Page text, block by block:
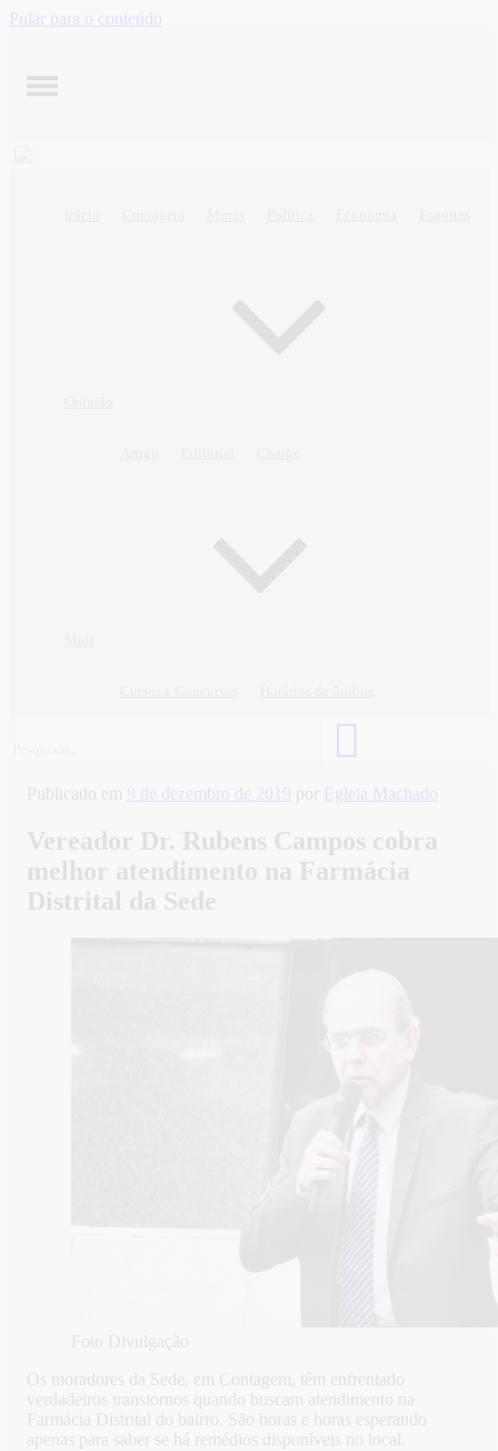
Pular para o conteúdo
Publicado em 9 de dezembro de 2019 por Egleia Machado
Vereador Dr. Rubens Campos cobra
melhor atendimento na Farmácia
Distrital da Sede
Foto Divulgação
Os moradores da Sede, em Contagem, têm enfrentado
verdadeiros transtornos quando buscam atendimento na
Farmácia Distrital do bairro. São horas e horas esperando
apenas para saber se há remédios disponíveis no local.